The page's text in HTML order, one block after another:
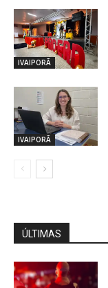
IVAIPORÃ
IVAIPORÃ
ÚLTIMAS